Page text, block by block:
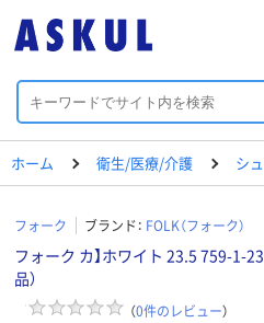
ホーム 衛生/医療/介護 シ
フォーク ブランド： FOLK（フォーク）
フォーク カ】ホワイト 23.5 759-1-
品）
（0件のレビュー）